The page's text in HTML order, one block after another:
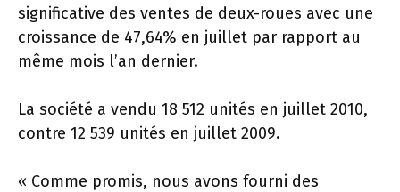
significative des ventes de deux-roues avec une
croissance de 47,64% en juillet par rapport au
même mois l’an dernier.
La société a vendu 18 512 unités en juillet 2010,
contre 12 539 unités en juillet 2009.
« Comme promis, nous avons fourni des